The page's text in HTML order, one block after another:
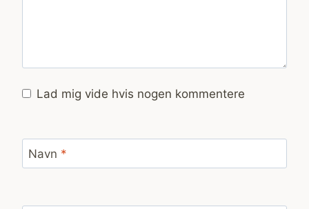
Lad mig vide hvis nogen kommentere
Navn *